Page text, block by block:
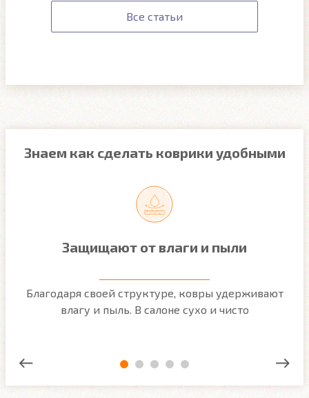
Все статьи
Знаем как сделать коврики удобными
Защищают от влаги и пыли
Благодаря своей структуре, ковры удерживают
влагу и пыль. В салоне сухо и чисто